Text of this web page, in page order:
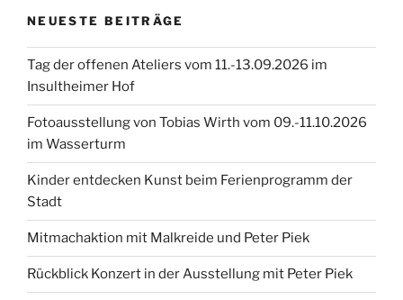
NEUESTE BEITRÄGE
Tag der offenen Ateliers vom 11.-13.09.2026 im
Insultheimer Hof
Fotoausstellung von Tobias Wirth vom 09.-11.10.2026
im Wasserturm
Kinder entdecken Kunst beim Ferienprogramm der
Stadt
Mitmachaktion mit Malkreide und Peter Piek
Rückblick Konzert in der Ausstellung mit Peter Piek